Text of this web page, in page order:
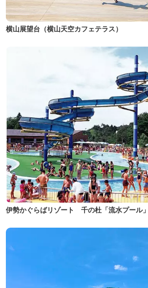
横山展望台（横山天空カフェテラス）
伊勢かぐらばリゾート 千の杜「流水プール」